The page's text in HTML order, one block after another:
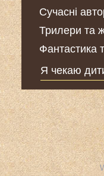
Сучасні
Трилери та
Фантастика
Я чекаю